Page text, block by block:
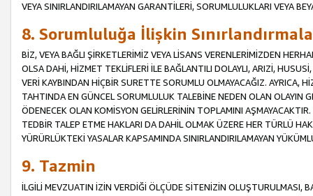
VEYA SINIRLANDIRILAMAYAN GARANTİLERİ, SORUMLULUKLARI VEYA
8. Sorumluluğa İlişkin
BİZ, VEYA BAĞLI ŞİRKETLERİMİZ VEYA LİSANS VERENLERİMİZDEN
OLSA DAHİ, HİZMET TEKLİFLERİ İLE BAĞLANTILI DOLAYLI, ARIZİ,
VERİ KAYBINDAN HİÇBİR SURETTE SORUMLU OLMAYACAĞIZ. AYRICA,
TAHTINDA EN GÜNCEL SORUMLULUK TALEBİNE NEDEN OLAN OLAYIN
ÖDENECEK OLAN KOMİSYON GELİRLERİNİN TOPLAMINI
TEDBİR TALEP ETME HAKLARI DA DAHİL OLMAK ÜZERE HER TÜRLÜ
YÜRÜRLÜKTEKİ YASALAR KAPSAMINDA SINIRLANDIRILAMAYAN
9. Tazmin
İLGİLİ MEVZUATIN İZİN VERDİĞİ ÖLÇÜDE SİTENİZİN OLUŞTURULMASI,